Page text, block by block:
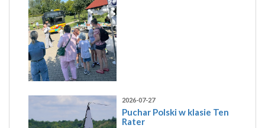
2026-07-27
Puchar Polski w klasie Ten
Rater